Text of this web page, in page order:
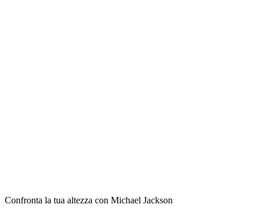
Confronta la tua altezza con Michael Jackson